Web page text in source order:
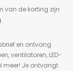
van de korting zijn
.
en ontvang
ventilatoren, LED-
meer! Je ontvangt